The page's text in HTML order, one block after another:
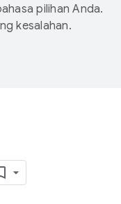
pilihan Anda.
kesalahan.